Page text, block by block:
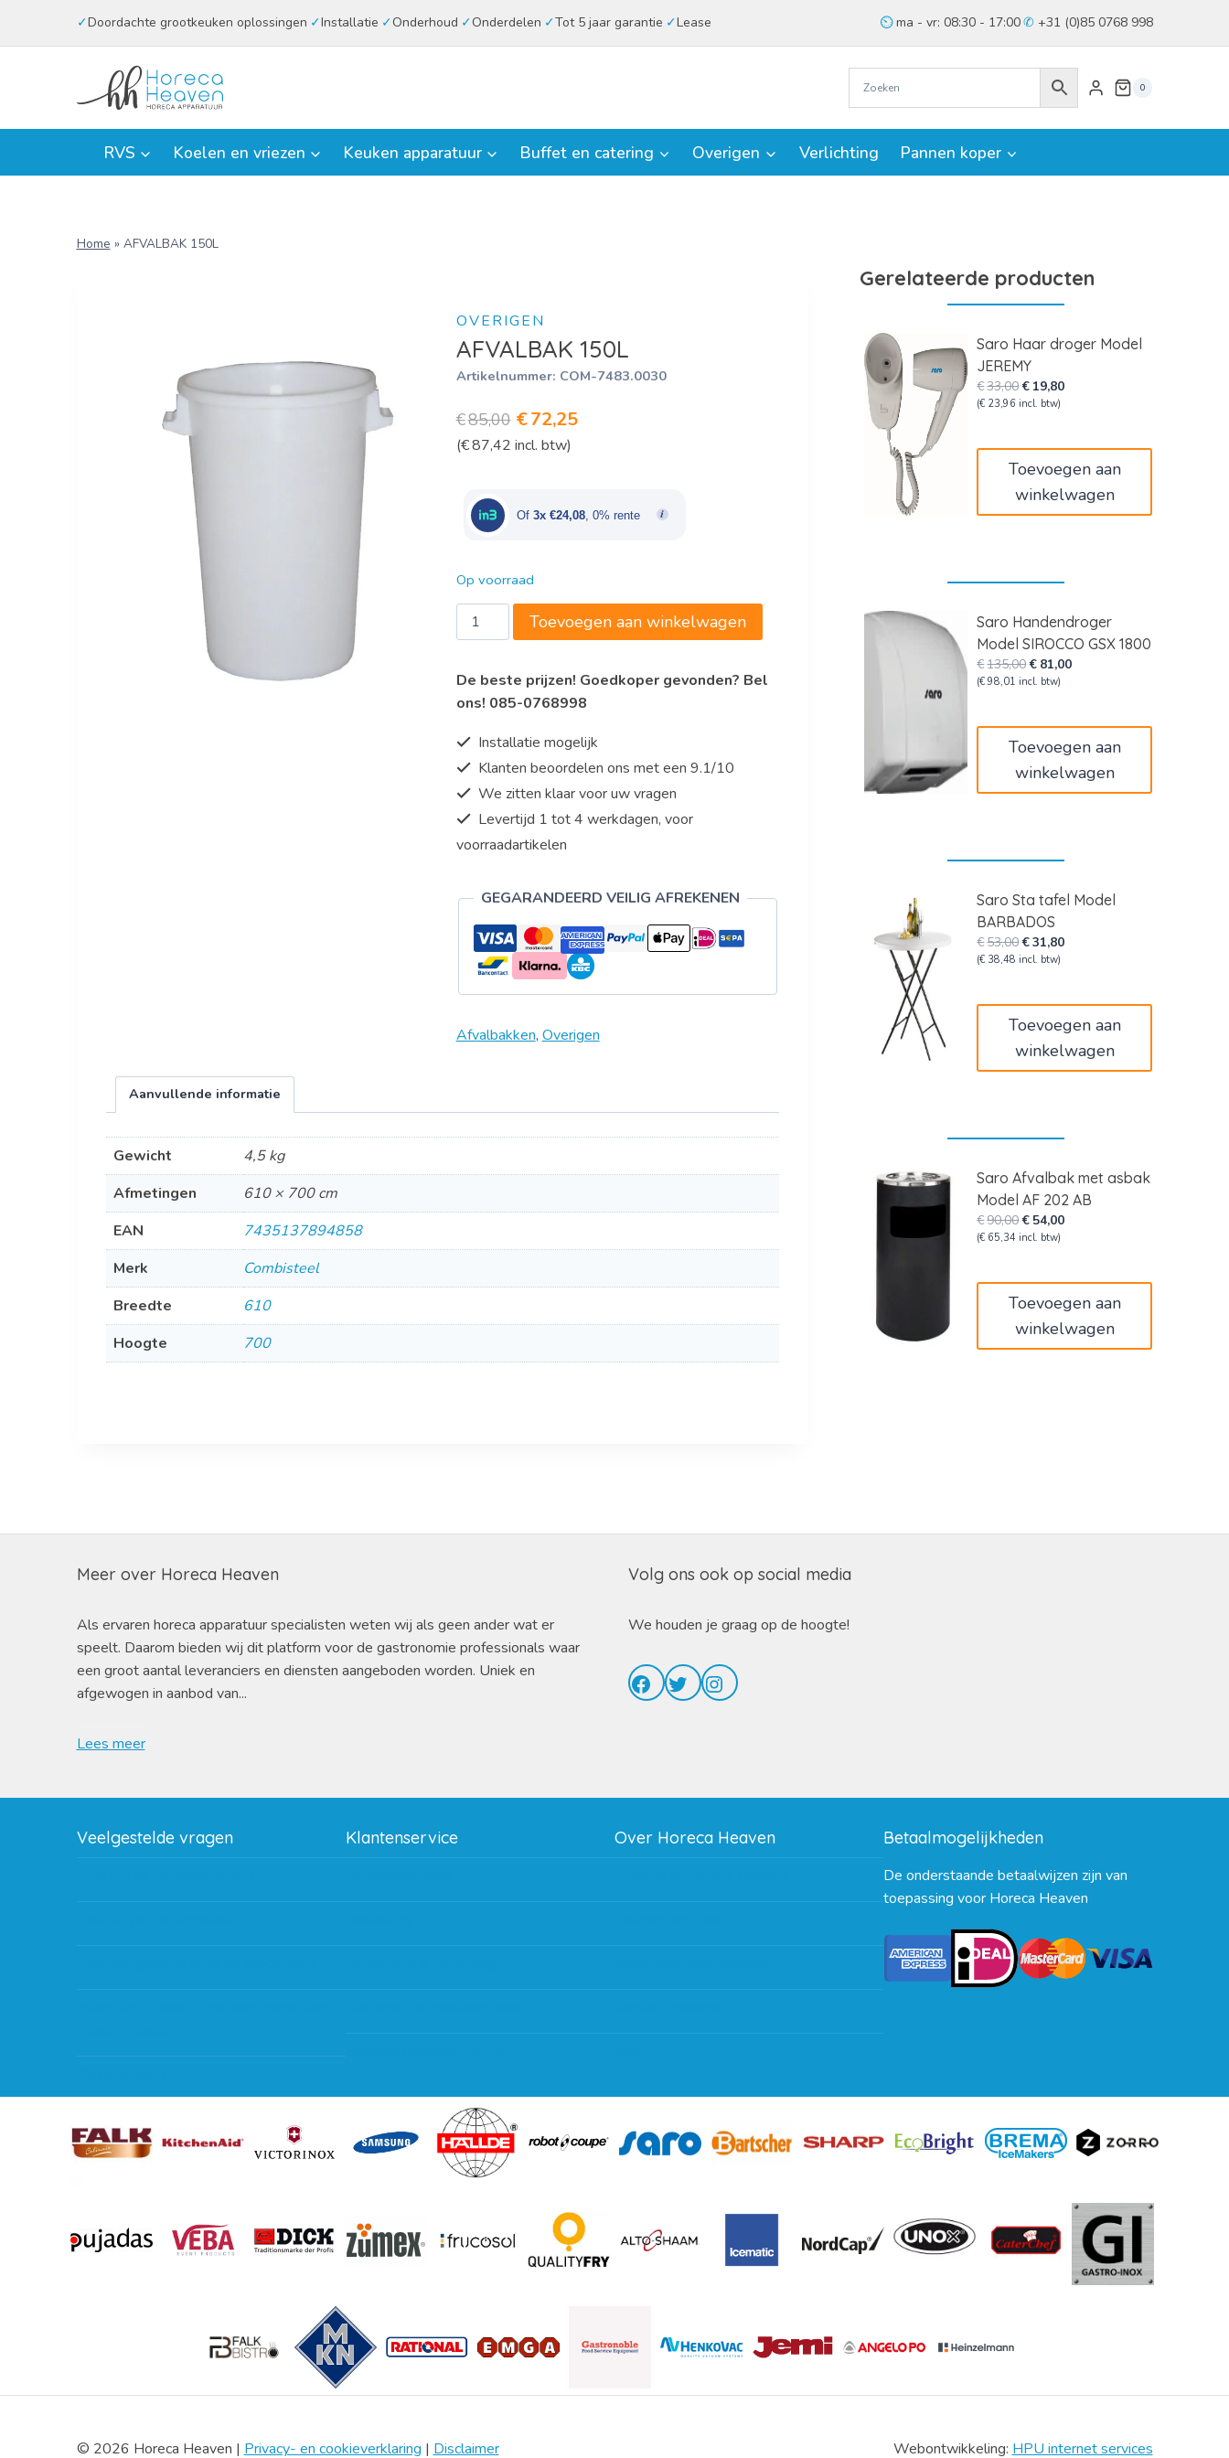
Doordachte grootkeuken oplossingen Installatie Onderhoud Onderdelen Tot 5 jaar garantie Lease ma - vr: 08:30 - 17:00 +31 (0)85 0768 998
0
RVS Koelen en vriezen Keuken apparatuur Buffet en catering Overigen Verlichting Pannen koper
Home » AFVALBAK 150L
OVERIGEN
AFVALBAK 150L
Artikelnummer: COM-7483.0030
€85,00 Oorspronkelijke
prijs
€85,00.
€72,25Huidige
€72,25.
(€87,42 incl. btw)
Of 3x €24,08, 0% rente
Op voorraad
AFVALBAK
150L
Toevoegen aan winkelwagen
De beste prijzen! Goedkoper gevonden? Bel
ons! 085-0768998
Installatie mogelijk
Klanten beoordelen ons met een 9.1/10
We zitten klaar voor uw vragen
Levertijd 1 tot 4 werkdagen, voor
voorraadartikelen
GEGARANDEERD VEILIG AFREKENEN
Afvalbakken, Overigen
Aanvullende informatie
Gewicht
4,5 kg
Afmetingen
610 × 700 cm
EAN
7435137894858
Merk
Combisteel
Breedte
610
Hoogte
700
Gerelateerde producten
Saro Haar droger Model
JEREMY
€33,00Oorspronkelijke
prijs
€ 19,80Huidige
(€ 23,96 incl. btw)
Toevoegen aan
winkelwagen
Saro Handendroger
Model SIROCCO GSX 1800
€135,00Oorspronkelijke
prijs
€ 81,00Huidige
(€ 98,01 incl. btw)
Toevoegen aan
winkelwagen
Saro Sta tafel Model
BARBADOS
€53,00Oorspronkelijke
prijs
€31,80Huidige
(€ 38,48 incl. btw)
Toevoegen aan
winkelwagen
Saro Afvalbak met asbak
Model AF 202 AB
€90,00Oorspronkelijke
prijs
€ 54,00Huidige
(€ 65,34 incl. btw)
Toevoegen aan
winkelwagen
Meer over Horeca Heaven
Als ervaren horeca apparatuur specialisten weten wij als geen ander wat er
speelt. Daarom bieden wij dit platform voor de gastronomie professionals waar
een groot aantal leveranciers en diensten aangeboden worden. Uniek en
afgewogen in aanbod van...
Lees meer
Volg ons ook op social media
We houden je graag op de hoogte!
Facebook
TwitterInstagram
Veelgestelde vragen Klantenservice
Subsidie regeling EIA 2020
Over Horeca Heaven Betaalmogelijkheden
De onderstaande betaalwijzen zijn van
toepassing voor Horeca Heaven
© 2026 Horeca Heaven | Privacy- en cookieverklaring | Disclaimer Webontwikkeling: HPU internet services